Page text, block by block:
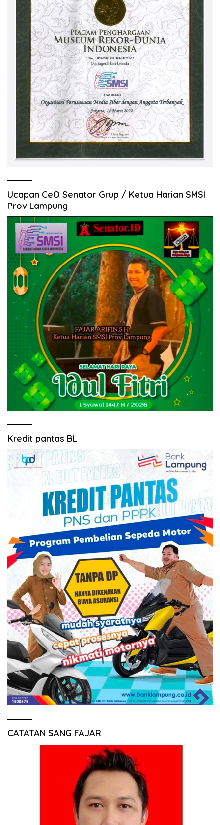
Ucapan CeO Senator Grup / Ketua Harian SMSI
Prov Lampung
Kredit pantas BL
CATATAN SANG FAJAR